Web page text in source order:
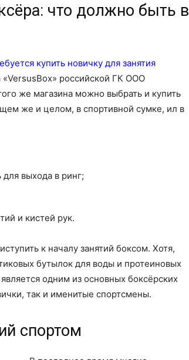
что должно быть в
купить новичку для занятия
«VersusBox» российской ГК ООО
же магазина можно выбрать и купить
же и целом, в спортивной сумке, ил в
выхода в ринг;
и кистей рук.
к началу занятий боксом. Хотя,
бутылок для воды и протеиновых
одним из основных боксёрских
так и именитые спортсмены.
спортом